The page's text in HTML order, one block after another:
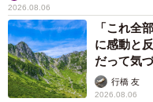
2026.08.06
「これ全
に感動と
だって気づ
行橋 友
2026.08.06